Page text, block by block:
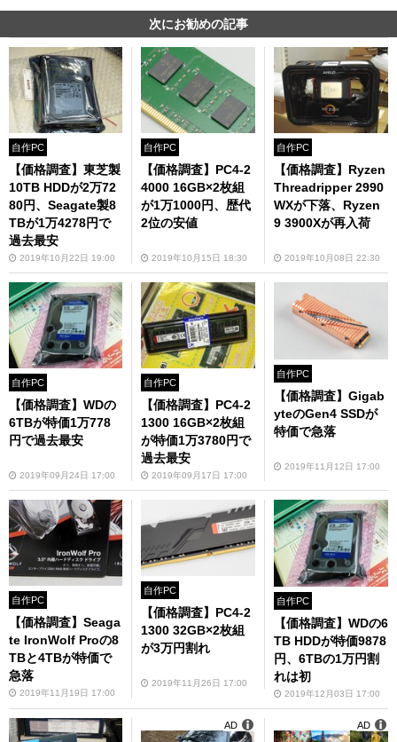
次にお勧めの記事
自作PC
【価格調査】東芝製
10TB HDDが2万72
80円、Seagate製8
TBが1万4278円で
過去最安
2019年10月22日 19:00
自作PC
【価格調査】PC4-2
4000 16GB×2枚組
が1万1000円、歴代
2位の安値
2019年10月15日 18:30
自作PC
【価格調査】Ryzen
Threadripper 2990
WXが下落、Ryzen
9 3900Xが再入荷
2019年10月08日 22:30
自作PC
【価格調査】WDの
6TBが特価1万778
円で過去最安
2019年09月24日 17:00
自作PC
【価格調査】PC4-2
1300 16GB×2枚組
が特価1万3780円で
過去最安
2019年09月17日 17:00
自作PC
【価格調査】Gigab
yteのGen4 SSDが
特価で急落
2019年11月12日 17:00
自作PC
【価格調査】Seaga
te IronWolf Proの8
TBと4TBが特価で
急落
2019年11月19日 17:00
自作PC
【価格調査】PC4-2
1300 32GB×2枚組
が3万円割れ
2019年11月26日 17:00
自作PC
【価格調査】WDの6
TB HDDが特価9878
円、6TBの1万円割
れは初
2019年12月03日 17:00
AD AD